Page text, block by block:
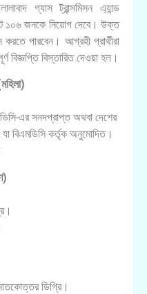
গ্যাস ট্রান্সমিসন এ্যান্ড
১০৬ জনকে নিয়োগ দেবে। উক্ত
পারবেন। আগ্রহী প্রার্থীরা
বিস্তারিত দেওয়া হল।
এর সনদপ্রাপ্ত অথবা দেশের
যা বিএমডিসি কর্তৃক অনুমোদিত।
ডিগ্রি।